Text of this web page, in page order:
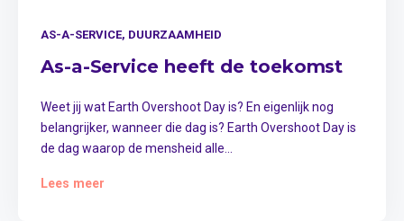
AS-A-SERVICE, DUURZAAMHEID
As-a-Service heeft de toekomst
Weet jij wat Earth Overshoot Day is? En eigenlijk nog
belangrijker, wanneer die dag is? Earth Overshoot Day is
de dag waarop de mensheid alle...
Lees meer